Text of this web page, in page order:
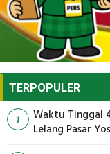
TERPOPULER
1
Waktu Tinggal
Lelang Pasar